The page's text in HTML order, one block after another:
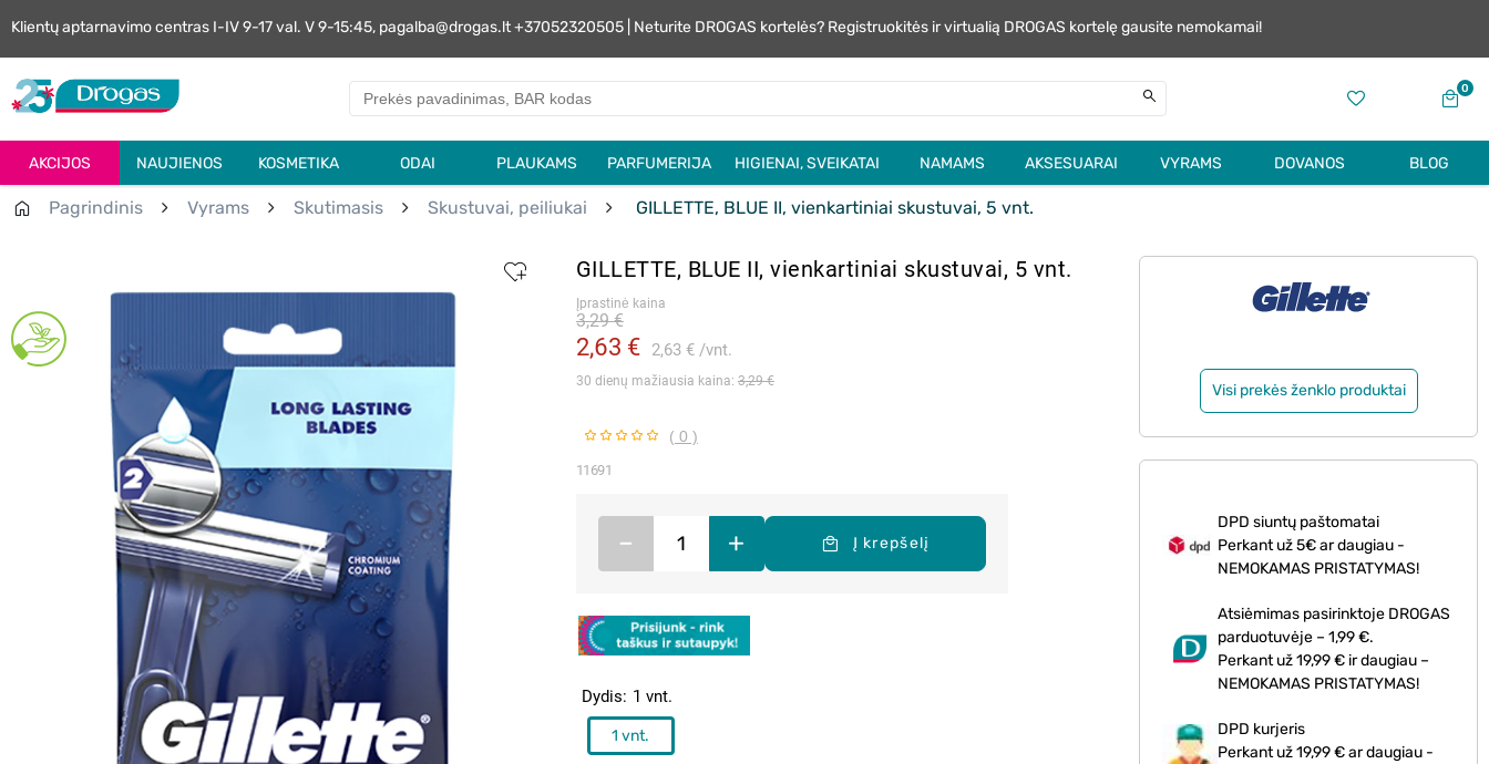
Klientų aptarnavimo centras I-IV 9-17 val. V 9-15:45, pagalba@drogas.lt +37052320505 | Neturite DROGAS kortelės? Registruokitės ir virtualią DROGAS kortelę gausite nemokamai!
0
AKCIJOS NAUJIENOS KOSMETIKA ODAI PLAUKAMS PARFUMERIJA HIGIENAI, SVEIKATAI NAMAMS AKSESUARAI VYRAMS DOVANOS BLOG
Pagrindinis Vyrams Skutimasis Skustuvai, peiliukai GILLETTE, BLUE II, vienkartiniai skustuvai, 5 vnt.
GILLETTE, BLUE II, vienkartiniai skustuvai, 5 vnt.
Įprastinė kaina
2,63 € 2,63 € vnt.
3,29 €
30 dienų mažiausia kaina: 3,29 €
( 0 )
11691
Dydis 1 vnt.
1 vnt.
– + Į krepšelį
Visi prekės ženklo produktai
DPD siuntų paštomatai
Perkant už 5€ ar daugiau -
NEMOKAMAS PRISTATYMAS!
Atsiėmimas pasirinktoje DROGAS
parduotuvėje – 1,99 €.
Perkant už 19,99 € ir daugiau –
NEMOKAMAS PRISTATYMAS!
DPD kurjeris
Perkant už 19,99 € ar daugiau -